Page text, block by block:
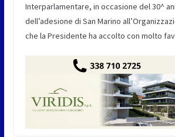
Interparlamentare, in occasione del 30^
dell’adesione di San Marino
che la Presidente ha accolto con molto